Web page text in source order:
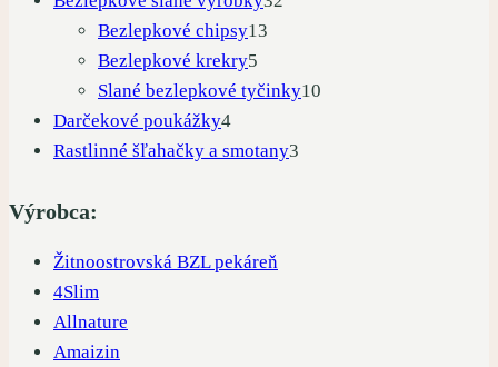
Bezlepkové chipsy13
Bezlepkové krekry5
produktov
Slané bezlepkové tyčinky10
Darčekové poukážky44
produkty
Rastlinné šľahačky a smotany3
Výrobca:
Žitnoostrovská BZL pekáreň
4Slim
Allnature
Amaizin